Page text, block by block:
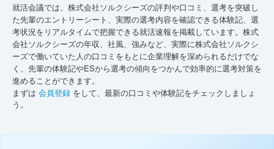
就活会議では、株式会社ソルクシーズの評判や口コミ、選考を突破し
た先輩のエントリーシート、実際の選考内容を確認できる体験記、選
考状況をリアルタイムで把握できる就活速報を掲載しています。株式
会社ソルクシーズの年収、社風、強みなど、実際に株式会社ソルクシ
ーズで働いていた人の口コミをもとに企業理解を深められるだけでな
く、先輩の体験記やESから選考の傾向をつかんで効率的に選考対策を
進めることができます。
まずは 会員登録 をして、最新の口コミや体験記をチェックしましょ
う。